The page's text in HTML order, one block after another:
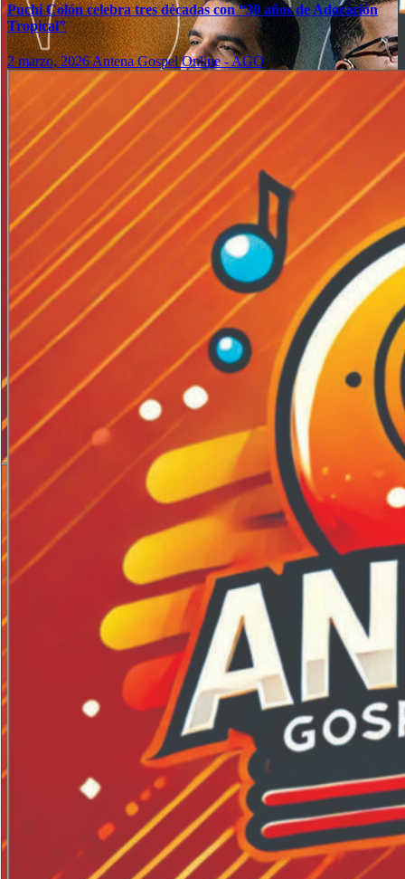
Puchi Colón celebra tres décadas con “30 años de Adoración
Tropical”
2 marzo, 2026Antena Gospel Online - AGO